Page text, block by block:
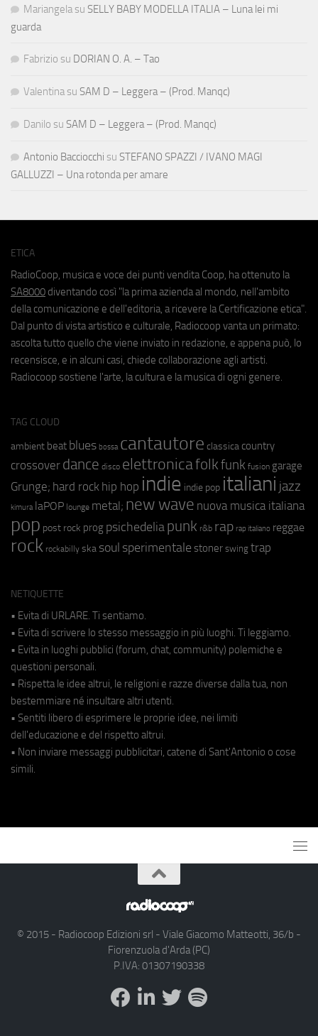
Mariangela su SELLY BABY MODELLA ITALIA – Luna lei mi
guarda
Fabrizio su DORIAN O. A. – Tao
Valentina su SAM D – Leggera – (Prod. Manqc)
Danilo su SAM D – Leggera – (Prod. Manqc)
Antonio Bacciocchi su STEFANO SPAZZI / IVANO MAGI
GALLUZZI – Una rotonda per amare
ETICA
RadioCoop, musica e voce dei punti vendita Coop, ha ottenuto la
SA8000 diventando così "la prima azienda al mondo, nell'ambito
della comunicazione e dell'editoria, a ricevere la Certificazione etica".
Dal punto di vista artistico e culturale, Radiocoop vanta un primato:
ascolta tutto quello che viene inviato in redazione, e appena può, lo
recensisce, e in alcuni casi, chiede collaborazione agli artisti.
Radiocoop sostiene l'arte, la cultura e la musica di ogni genere.
TAG CLOUD
ambient beat blues bossa cantautore classica country
crossover dance disco elettronicafolkfunk fusion garage
Grunge; hard rock hip hop indie indie pop italiani jazz
kimura laPOP lounge metal; new wave nuova musica italiana
pop post rock prog psichedeliapunk r&b rap rap italiano reggae
rock rockabilly ska soul sperimentale stoner swing trap
NETIQUETTE
• Evita di URLARE. Ti sentiamo.
• Evita di scrivere lo stesso messaggio in più luoghi. Ti leggiamo.
• Evita in luoghi pubblici (forum, chat, community) polemiche e
questioni personali.
• Rispetta le idee altrui, le religioni e razze diverse dalla tua, non
bestemmiare né insultare altri utenti.
• Sentiti libero di esprimere le proprie idee, nei limiti
dell'educazione e del rispetto altrui.
• Non inviare messaggi pubblicitari, catene di Sant'Antonio o cose
simili.
© 2015 - Radiocoop Edizioni srl - Viale Giacomo Matteotti, 36/b -
Fiorenzuola d'Arda (PC)
P.IVA: 01307190338